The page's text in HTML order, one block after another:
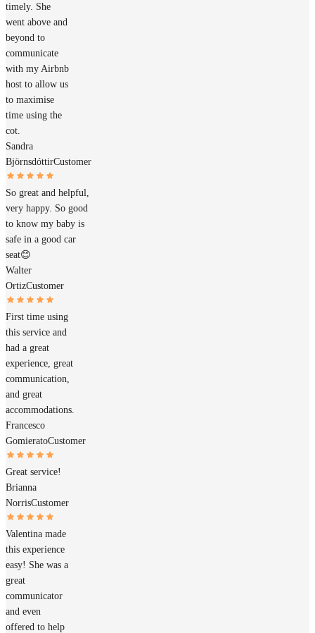
timely. She
went above and
beyond to
communicate
with my Airbnb
host to allow us
to maximise
time using the
cot.
Sandra
BjörnsdóttirCustomer
So great and helpful,
very happy. So good
to know my baby is
safe in a good car
seat😊
Walter
OrtizCustomer
First time using
this service and
had a great
experience, great
communication,
and great
accommodations.
Francesco
GomieratoCustomer
Great service!
Brianna
NorrisCustomer
Valentina made
this experience
easy! She was a
great
communicator
and even
offered to help